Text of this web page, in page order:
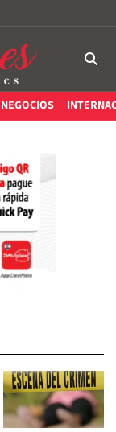
NEGOCIOS